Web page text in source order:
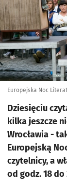
Europejska Noc
Dziesięciu
kilka jeszcze
Wrocławia -
Europejską
czytelnicy, a
od godz. 18 do